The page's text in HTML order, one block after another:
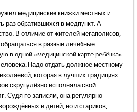
медицинские книжки местных и
раз обратившихся в медпункт. А
В отличие от жителей мегаполисов,
в разные лечебные
в одной «медицинской карте ребёнка»
Надо отдать должное местному
которая в лучших традициях
скрупулёзно исполняла свой
Судя по записям, она регулярно
и детей, но и стариков,